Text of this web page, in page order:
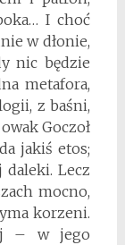
I choć
w dłonie,
nic będzie
metafora,
z baśni,
Goczoł
jakiś etos;
daleki. Lecz
mocno,
korzeni.
– w jego